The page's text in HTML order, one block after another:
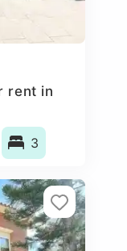
rent in
3